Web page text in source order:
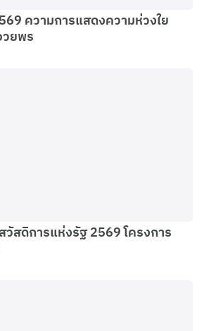
ความการแสดงความห่วงใย
ยพร
สดิการแห่งรัฐ 2569 โครงการ